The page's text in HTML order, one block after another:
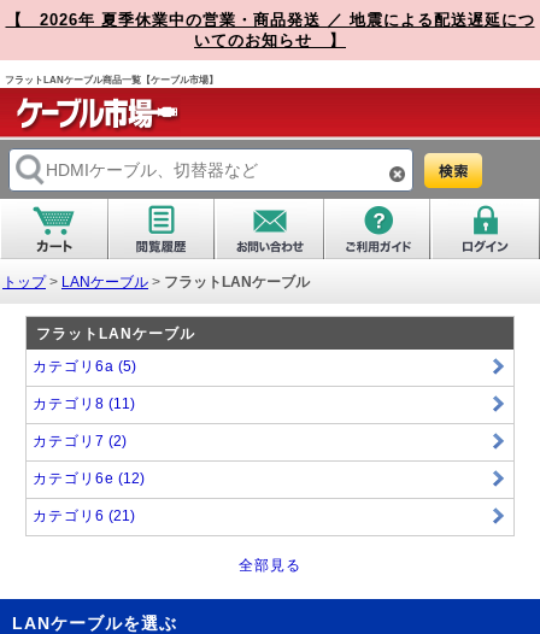
【 2026年 夏季休業中の営業・商品発送 ／ 地震による配送遅延につ
いてのお知らせ 】
フラットLANケーブル商品一覧【ケーブル市場】
トップ> LANケーブル > フラットLANケーブル
フラットLANケーブル
カテゴリ6a (5)
カテゴリ8 (11)
カテゴリ7 (2)
カテゴリ6e (12)
カテゴリ6 (21)
全部見る
LANケーブルを選ぶ